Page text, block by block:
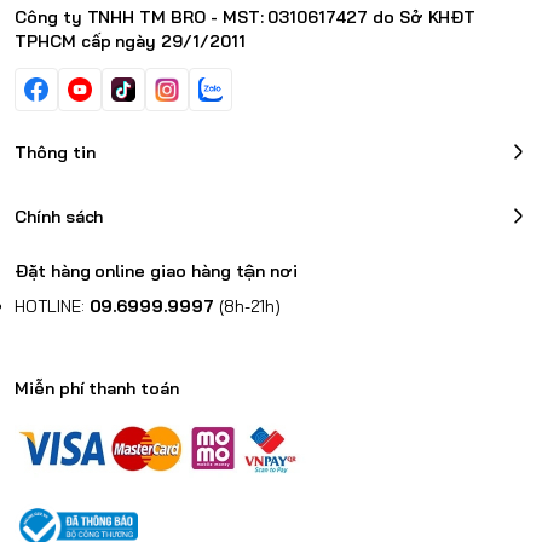
Công ty TNHH TM BRO - MST: 0310617427 do Sở KHĐT
TPHCM cấp ngày 29/1/2011
Thông tin
Chính sách
Đặt hàng online giao hàng tận nơi
HOTLINE: 09.6999.9997 (8h-21h)
Miễn phí thanh toán